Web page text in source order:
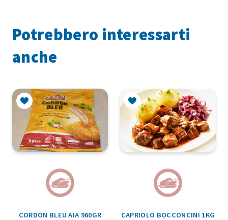
Potrebbero interessarti
anche
CORDON BLEU AIA 960GR CAPRIOLO BOCCONCINI 1KG